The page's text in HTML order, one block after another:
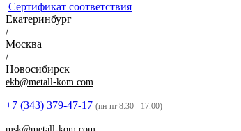
Сертификат соответствия
Екатеринбург
/
Москва
/
Новосибирск
ekb@metall-kom.com
+7 (343) 379-47-17 (пн-пт 8.30 - 17.00)